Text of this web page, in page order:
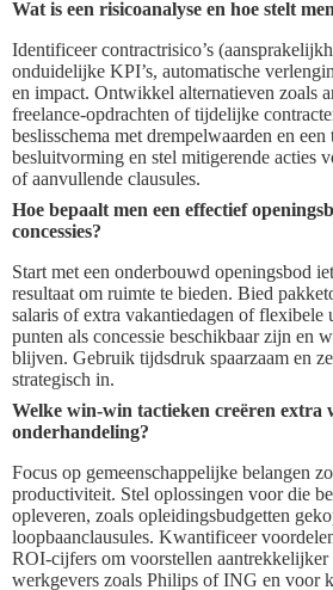
Wat is een risicoanalyse en hoe stelt
Identificeer contractrisico’s
onduidelijke KPI’s, automatische
en impact. Ontwikkel alternatieven zoals
freelance-opdrachten of tijdelijke
beslisschema met drempelwaarden en
besluitvorming en stel mitigerende acties
of aanvullende clausules.
Hoe bepaalt men een effectief
concessies?
Start met een onderbouwd openingsbod
resultaat om ruimte te bieden. Bied
salaris of extra vakantiedagen of flexibele
punten als concessie beschikbaar zijn en
blijven. Gebruik tijdsdruk spaarzaam en
strategisch in.
Welke win-win tactieken creëren extra
onderhandeling?
Focus op gemeenschappelijke belangen
productiviteit. Stel oplossingen voor die
opleveren, zoals opleidingsbudgetten
loopbaanclausules. Kwantificeer
ROI-cijfers om voorstellen aantrekkelijker
werkgevers zoals Philips of ING en voor